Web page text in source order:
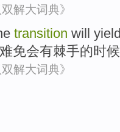
解大词典》
transition will
难免会有棘手的时
解大词典》